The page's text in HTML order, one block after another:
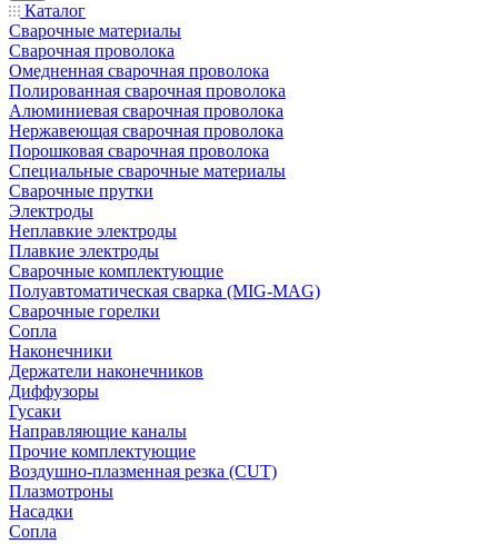
Каталог
Сварочные материалы
Сварочная проволока
Омедненная сварочная проволока
Полированная сварочная проволока
Алюминиевая сварочная проволока
Нержавеющая сварочная проволока
Порошковая сварочная проволока
Специальные сварочные материалы
Сварочные прутки
Электроды
Неплавкие электроды
Плавкие электроды
Сварочные комплектующие
Полуавтоматическая сварка (MIG-MAG)
Сварочные горелки
Сопла
Наконечники
Держатели наконечников
Диффузоры
Гусаки
Направляющие каналы
Прочие комплектующие
Воздушно-плазменная резка (CUT)
Плазмотроны
Насадки
Сопла